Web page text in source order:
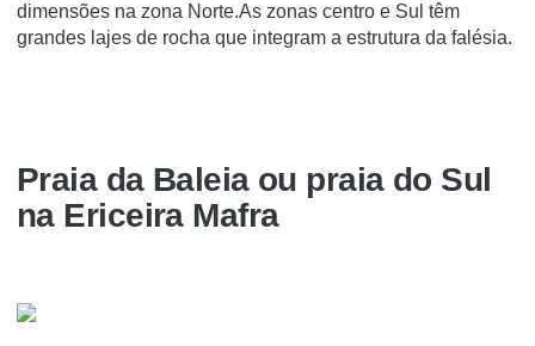
dimensões na zona Norte.As zonas centro e Sul têm
grandes lajes de rocha que integram a estrutura da falésia.
Praia da Baleia ou praia do Sul
na Ericeira Mafra